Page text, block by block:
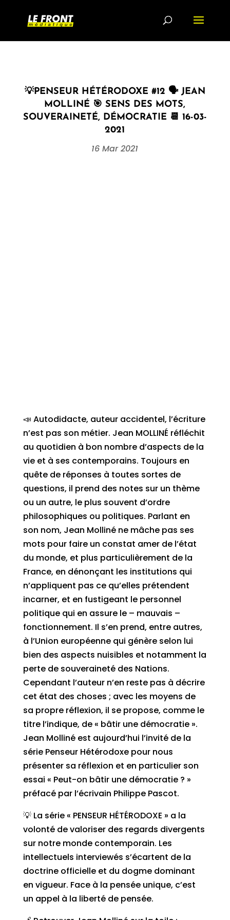
💡PENSEUR HÉTÉRODOXE #12 🗣 JEAN
MOLLINÉ 🎯 SENS DES MOTS,
SOUVERAINETÉ, DÉMOCRATIE 📆 16-03-
2021
16 Mar 2021
📣 Autodidacte, auteur accidentel, l’écriture
n’est pas son métier. Jean MOLLINÉ réfléchit
au quotidien à bon nombre d’aspects de la
vie et à ses contemporains. Toujours en
quête de réponses à toutes sortes de
questions, il prend des notes sur un thème
ou un autre, le plus souvent d’ordre
philosophiques ou politiques. Parlant en
son nom, Jean Molliné ne mâche pas ses
mots pour faire un constat amer de l’état
du monde, et plus particulièrement de la
France, en dénonçant les institutions qui
n’appliquent pas ce qu’elles prétendent
incarner, et en fustigeant le personnel
politique qui en assure le – mauvais –
fonctionnement. Il s’en prend, entre autres,
à l’Union européenne qui génère selon lui
bien des aspects nuisibles et notamment la
perte de souveraineté des Nations.
Cependant l’auteur n’en reste pas à décrire
cet état des choses ; avec les moyens de
sa propre réflexion, il se propose, comme le
titre l’indique, de « bâtir une démocratie ».
Jean Molliné est aujourd’hui l’invité de la
série Penseur Hétérodoxe pour nous
présenter sa réflexion et en particulier son
essai « Peut-on bâtir une démocratie ? »
préfacé par l’écrivain Philippe Pascot.
💡 La série « PENSEUR HÉTÉRODOXE » a la
volonté de valoriser des regards divergents
sur notre monde contemporain. Les
intellectuels interviewés s’écartent de la
doctrine officielle et du dogme dominant
en vigueur. Face à la pensée unique, c’est
un appel à la liberté de pensée.